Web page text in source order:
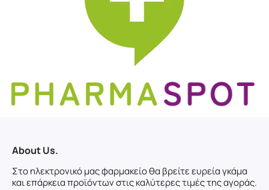
About Us.
Στο ηλεκτρονικό μας φαρμακείο θα βρείτε ευρεία γκάμα
και επάρκεια προϊόντων στις καλύτερες τιμές της αγοράς.